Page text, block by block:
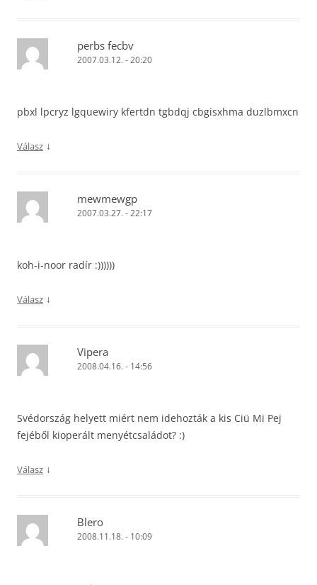
perbs fecbv
2007.03.12. - 20:20
pbxl lpcryz lgquewiry kfertdn tgbdqj cbgisxhma duzlbmxcn
Válasz ↓
mewmewgp
2007.03.27. - 22:17
koh-i-noor radír :))))))
Válasz ↓
Vipera
2008.04.16. - 14:56
Svédország helyett miért nem idehozták a kis Ciü Mi Pej
fejéből kioperált menyétcsaládot? :)
Válasz ↓
Blero
2008.11.18. - 10:09